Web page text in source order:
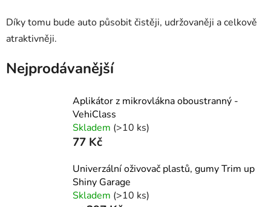
Díky tomu bude auto působit čistěji, udržovaněji a celkově
atraktivněji.
Nejprodávanější
Aplikátor z mikrovlákna oboustranný -
VehiClass
Skladem (>10 ks)
77 Kč
Univerzální oživovač plastů, gumy Trim up
Shiny Garage
Skladem (>10 ks)